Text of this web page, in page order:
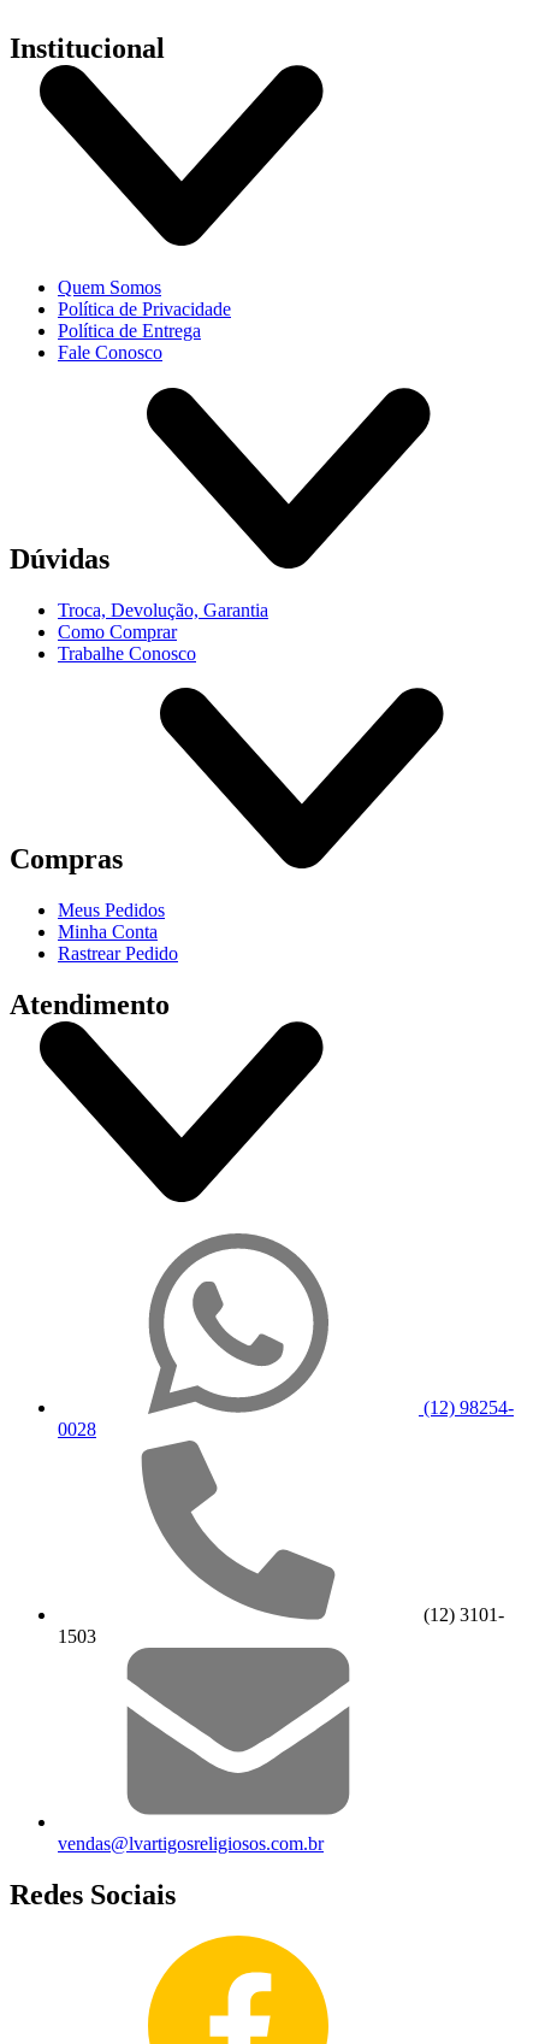
Institucional
Quem Somos
Política de Privacidade
Política de Entrega
Fale Conosco
Dúvidas
Troca, Devolução, Garantia
Como Comprar
Trabalhe Conosco
Compras
Meus Pedidos
Minha Conta
Rastrear Pedido
Atendimento
(12) 98254-
0028
(12) 3101-
1503
vendas@lvartigosreligiosos.com.br
Redes Sociais